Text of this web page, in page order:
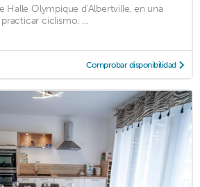
Halle Olympique d'Albertville, en una
ciclismo. ...
Comprobar disponibilidad